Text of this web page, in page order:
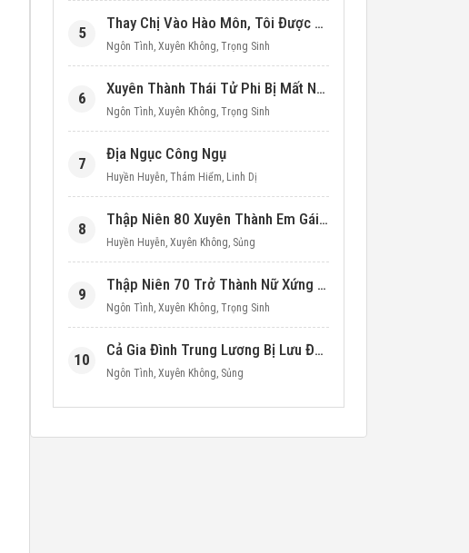
5
Thay Chị Vào Hào Môn, Tôi Được Cưng Chiều Hết Mực (Thập Niên 90)
Ngôn Tình, Xuyên Không, Trọng Sinh
6
Xuyên Thành Thái Tử Phi Bị Mất Nước
Ngôn Tình, Xuyên Không, Trọng Sinh
7
Địa Ngục Công Ngụ
Huyền Huyễn, Thám Hiểm, Linh Dị
8
Thập Niên 80 Xuyên Thành Em Gái Học Bá
Huyền Huyễn, Xuyên Không, Sủng
9
Thập Niên 70 Trở Thành Nữ Xứng Nuôi Con Làm Giàu
Ngôn Tình, Xuyên Không, Trọng Sinh
10
Cả Gia Đình Trung Lương Bị Lưu Đày, Ta Mang Không Gian Cứu Cả Nhà
Ngôn Tình, Xuyên Không, Sủng